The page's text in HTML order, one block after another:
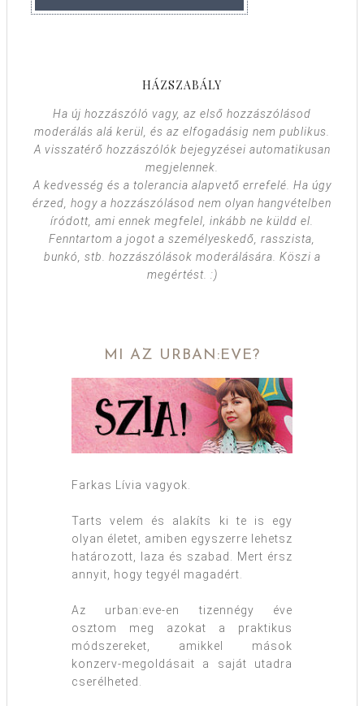
HÁZSZABÁLY
Ha új hozzászóló vagy, az első hozzászólásod
moderálás alá kerül, és az elfogadásig nem publikus.
A visszatérő hozzászólók bejegyzései automatikusan
megjelennek.
A kedvesség és a tolerancia alapvető errefelé. Ha úgy
érzed, hogy a hozzászólásod nem olyan hangvételben
íródott, ami ennek megfelel, inkább ne küldd el.
Fenntartom a jogot a személyeskedő, rasszista,
bunkó, stb. hozzászólások moderálására. Köszi a
megértést. :)
MI AZ URBAN:EVE?
Farkas Lívia vagyok.
Tarts velem és alakíts ki te is egy
olyan életet, amiben egyszerre lehetsz
határozott, laza és szabad. Mert érsz
annyit, hogy tegyél magadért.
Az urban:eve-en tizennégy éve
osztom meg azokat a praktikus
módszereket, amikkel mások
konzerv-megoldásait a saját utadra
cserélheted.